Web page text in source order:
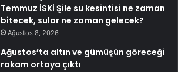
Temmuz İSKİ Şile su kesintisi ne zaman
bitecek, sular ne zaman gelecek?
Ağustos 8, 2026
Ağustos’ta altın ve gümüşün göreceği
rakam ortaya çıktı